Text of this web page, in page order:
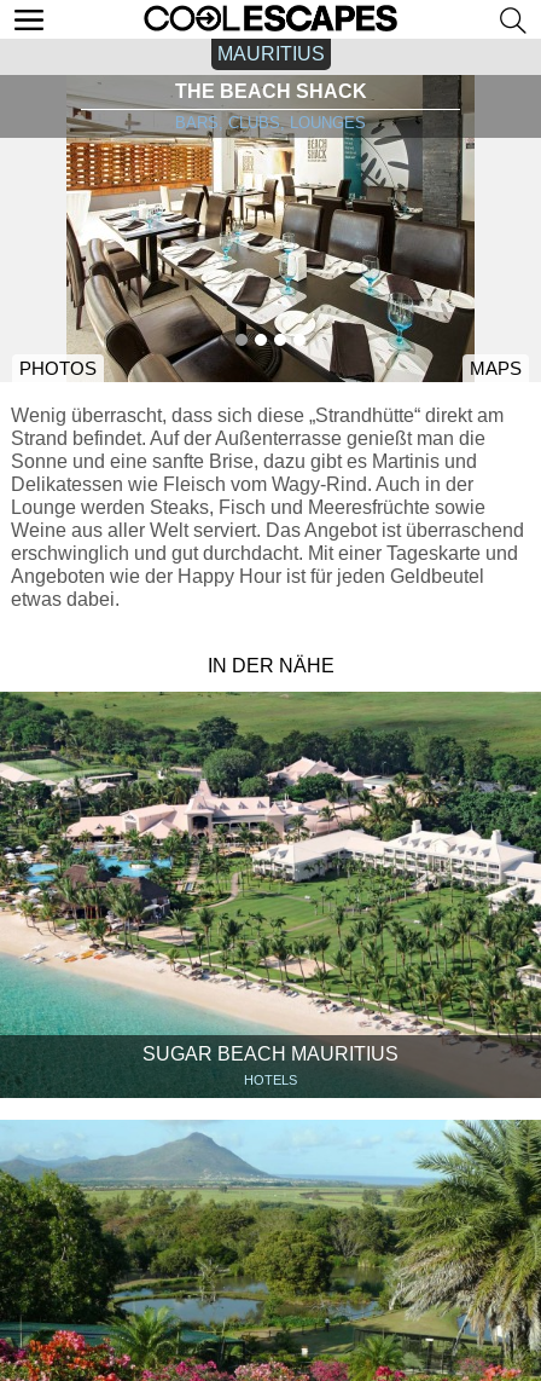
MAURITIUS
THE BEACH SHACK
BARS, CLUBS, LOUNGES
PHOTOS MAPS
Wenig überrascht, dass sich diese „Strandhütte“ direkt am
Strand befindet. Auf der Außenterrasse genießt man die
Sonne und eine sanfte Brise, dazu gibt es Martinis und
Delikatessen wie Fleisch vom Wagy-Rind. Auch in der
Lounge werden Steaks, Fisch und Meeresfrüchte sowie
Weine aus aller Welt serviert. Das Angebot ist überraschend
erschwinglich und gut durchdacht. Mit einer Tageskarte und
Angeboten wie der Happy Hour ist für jeden Geldbeutel
etwas dabei.
IN DER NÄHE
SUGAR BEACH MAURITIUS
HOTELS